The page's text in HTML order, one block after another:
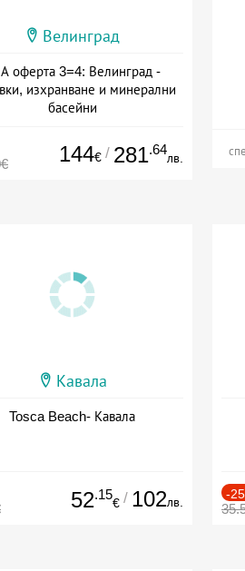
Велинград
оферта 3=4: Велинград -
изхранване и минерални
басейни
144€ / 281.64
лв.
Кавала
Tosca Beach- Кавала
52.15
€ / 102лв.
-